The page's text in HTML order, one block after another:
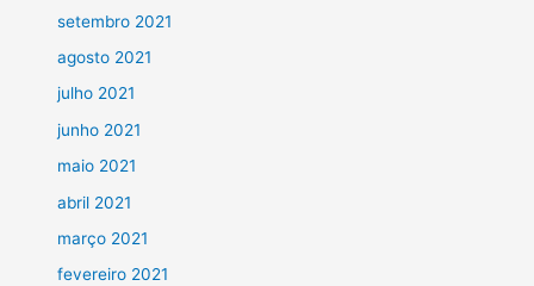
setembro 2021
agosto 2021
julho 2021
junho 2021
maio 2021
abril 2021
março 2021
fevereiro 2021